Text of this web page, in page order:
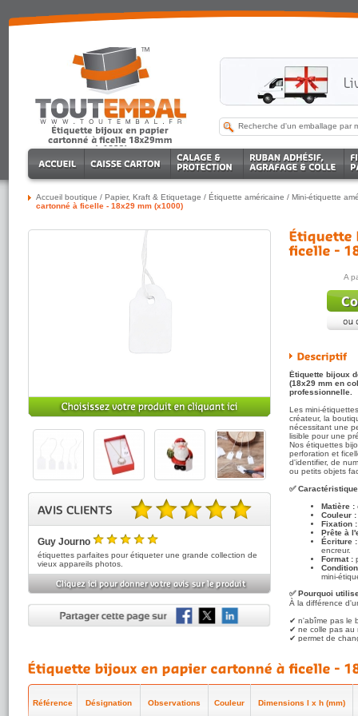
Accueil boutique / Papier, Kraft & Etiquetage / Étiquette américaine / Mini-étiquette
cartonné à ficelle - 18x29 mm (x1000)
5.00 sur 5 basé sur 1 note(s).
Guy Journo
5/5
étiquettes parfaites pour étiqueter une grande collection de
vieux appareils photos.
A
Étiquette bijoux
(18x29 mm en
professionnelle.
Les mini-
créateur, la
nécessitant une
lisible pour une
Nos étiquettes
perforation et
d'identifier, de
ou petits objets
✅
Matière :
Couleur :
Fixation :
Prête à
Écriture :
encreur.
Format :
mini-
✅ Pourquoi
À la différence
✔ n'abîme pas le
✔ ne colle pas au
✔ permet de
Elle offre un
dans le prêt-à-
✅ Utilisations
Ces petites
Référence Désignation Observations Couleur Dimensions l x h (mm)